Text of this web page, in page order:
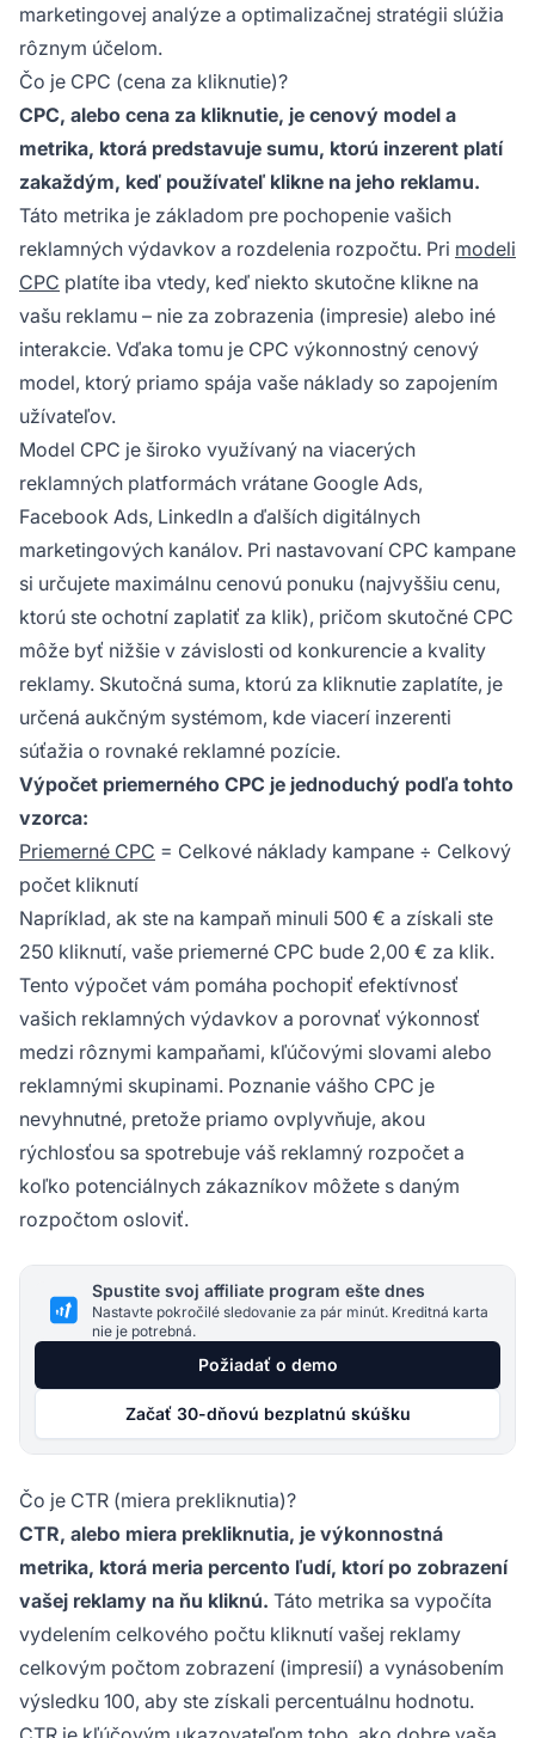
marketingovej analýze a optimalizačnej stratégii slúžia
rôznym účelom.
Čo je CPC (cena za kliknutie)?
CPC, alebo cena za kliknutie, je cenový model a
metrika, ktorá predstavuje sumu, ktorú inzerent platí
zakaždým, keď používateľ klikne na jeho reklamu.
Táto metrika je základom pre pochopenie vašich
reklamných výdavkov a rozdelenia rozpočtu. Pri modeli
CPC platíte iba vtedy, keď niekto skutočne klikne na
vašu reklamu – nie za zobrazenia (impresie) alebo iné
interakcie. Vďaka tomu je CPC výkonnostný cenový
model, ktorý priamo spája vaše náklady so zapojením
užívateľov.
Model CPC je široko využívaný na viacerých
reklamných platformách vrátane Google Ads,
Facebook Ads, LinkedIn a ďalších digitálnych
marketingových kanálov. Pri nastavovaní CPC kampane
si určujete maximálnu cenovú ponuku (najvyššiu cenu,
ktorú ste ochotní zaplatiť za klik), pričom skutočné CPC
môže byť nižšie v závislosti od konkurencie a kvality
reklamy. Skutočná suma, ktorú za kliknutie zaplatíte, je
určená aukčným systémom, kde viacerí inzerenti
súťažia o rovnaké reklamné pozície.
Výpočet priemerného CPC je jednoduchý podľa tohto
vzorca:
Priemerné CPC = Celkové náklady kampane ÷ Celkový
počet kliknutí
Napríklad, ak ste na kampaň minuli 500 € a získali ste
250 kliknutí, vaše priemerné CPC bude 2,00 € za klik.
Tento výpočet vám pomáha pochopiť efektívnosť
vašich reklamných výdavkov a porovnať výkonnosť
medzi rôznymi kampaňami, kľúčovými slovami alebo
reklamnými skupinami. Poznanie vášho CPC je
nevyhnutné, pretože priamo ovplyvňuje, akou
rýchlosťou sa spotrebuje váš reklamný rozpočet a
koľko potenciálnych zákazníkov môžete s daným
rozpočtom osloviť.
Spustite svoj affiliate program ešte dnes
Nastavte pokročilé sledovanie za pár minút. Kreditná karta
nie je potrebná.
Požiadať o demo
Začať 30-dňovú bezplatnú skúšku
Čo je CTR (miera prekliknutia)?
CTR, alebo miera prekliknutia, je výkonnostná
metrika, ktorá meria percento ľudí, ktorí po zobrazení
vašej reklamy na ňu kliknú. Táto metrika sa vypočíta
vydelením celkového počtu kliknutí vašej reklamy
celkovým počtom zobrazení (impresií) a vynásobením
výsledku 100, aby ste získali percentuálnu hodnotu.